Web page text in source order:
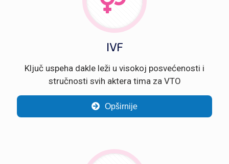
IVF
Ključ uspeha dakle leži u visokoj posvećenosti i
stručnosti svih aktera tima za VTO
Opširnije